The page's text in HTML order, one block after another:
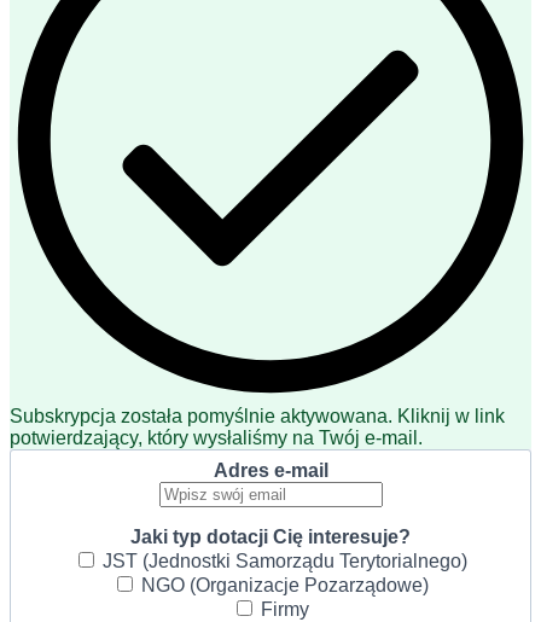
Subskrypcja została pomyślnie aktywowana. Kliknij w link
potwierdzający, który wysłaliśmy na Twój e-mail.
Adres e-mail
Jaki typ dotacji Cię interesuje?
JST (Jednostki Samorządu Terytorialnego)
NGO (Organizacje Pozarządowe)
Firmy